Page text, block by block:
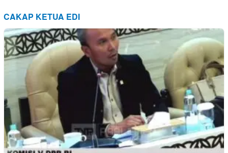
CAKAP KETUA EDI